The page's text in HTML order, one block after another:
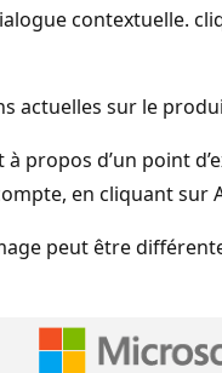
contextuelle.
actuelles sur le
propos d’un point
en cliquant sur
peut être